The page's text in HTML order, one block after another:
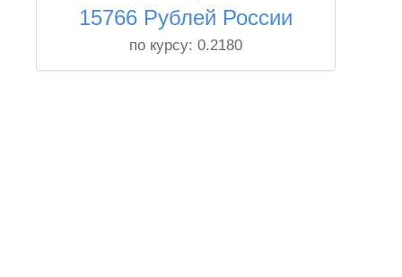
15766 Рублей России
по курсу: 0.2180